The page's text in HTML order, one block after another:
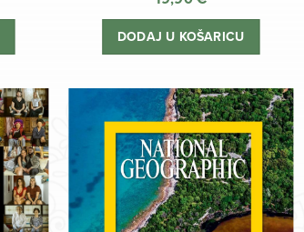
DODAJ U KOŠARICU